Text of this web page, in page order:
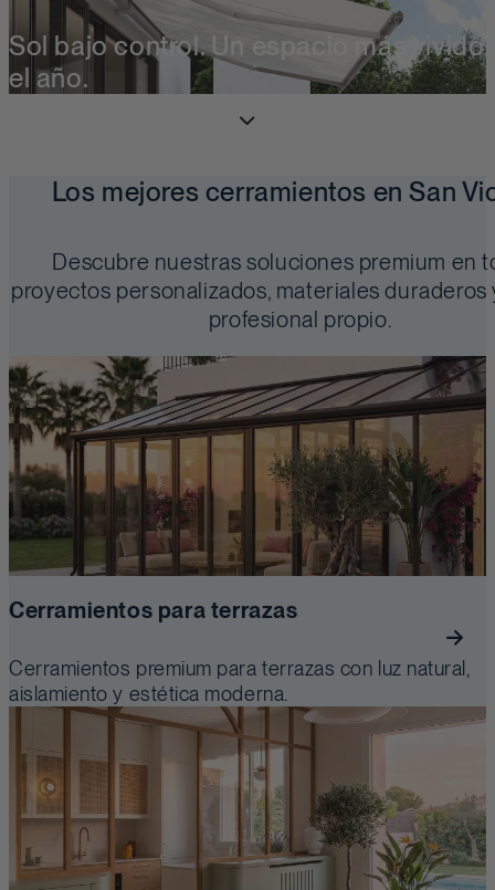
Sol bajo control. Un espacio más vivido
el año.
Los mejores cerramientos en San
Descubre nuestras soluciones premium en
proyectos personalizados, materiales duraderos
profesional propio.
Cerramientos para terrazas
Cerramientos premium para terrazas con luz natural,
aislamiento y estética moderna.